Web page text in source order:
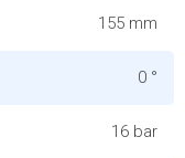
155 mm
0 °
16 bar